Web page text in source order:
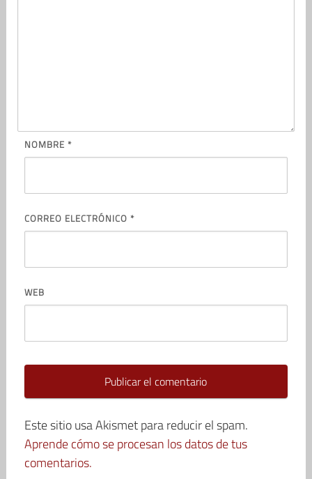
NOMBRE *
CORREO ELECTRÓNICO *
WEB
Este sitio usa Akismet para reducir el spam.
Aprende cómo se procesan los datos de tus
comentarios.